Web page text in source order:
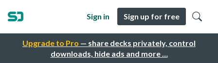
Upgrade to Pro — share decks privately, control
downloads, hide ads and more …
Sign in Sign up for free